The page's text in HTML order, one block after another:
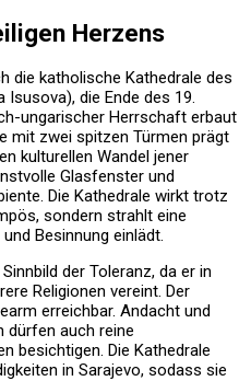
Herzens
die katholische Kathedrale des
die Ende des 19.
ungarischer Herrschaft erbaut
mit zwei spitzen Türmen prägt
kulturellen Wandel jener
Glasfenster und
Die Kathedrale wirkt trotz
sondern strahlt eine
Besinnung einlädt.
der Toleranz, da er in
Religionen vereint. Der
erreichbar. Andacht und
dürfen auch reine
besichtigen. Die Kathedrale
in Sarajevo, sodass sie